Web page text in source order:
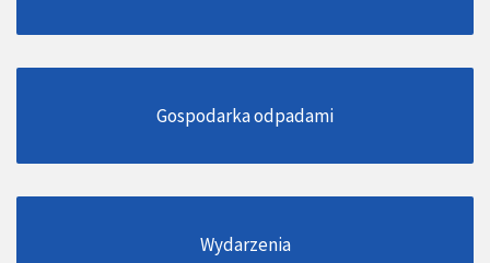
Gospodarka odpadami
Wydarzenia